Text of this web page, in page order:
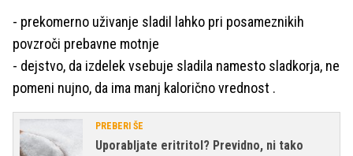
- prekomerno uživanje sladil lahko pri posameznikih
povzroči prebavne motnje
- dejstvo, da izdelek vsebuje sladila namesto sladkorja, ne
pomeni nujno, da ima manj kalorično vrednost .
PREBERI ŠE
Uporabljate eritritol? Previdno, ni tako